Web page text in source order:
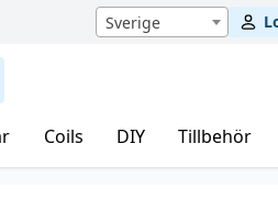
Sverige
Coils DIY Tillbehör